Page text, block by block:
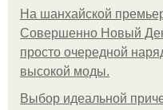
На шанхайской
Совершенно Новый
просто очередной
высокой моды.
Выбор идеальной